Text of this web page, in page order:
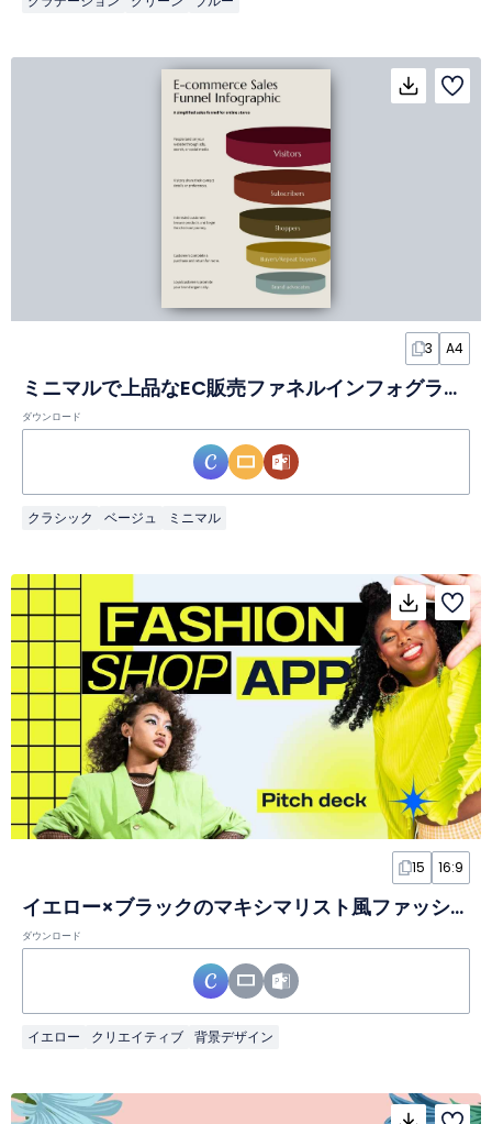
3 A4
ミニマルで上品なEC販売ファネルインフォグラフィック
ダウンロード
クラシック ベージュ ミニマル
15 16:9
イエロー×ブラックのマキシマリスト風ファッションショップピッチデックスライド
ダウンロード
イエロー クリエイティブ 背景デザイン